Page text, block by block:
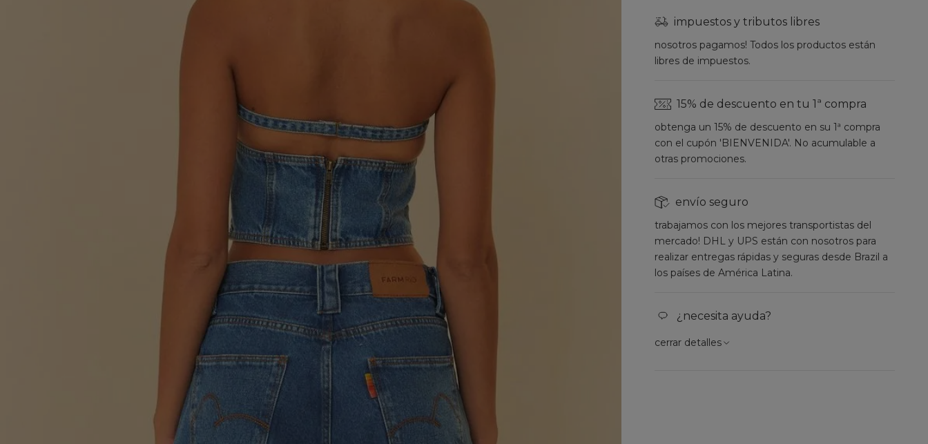
impuestos y tributos libres
nosotros pagamos! Todos los productos están
libres de impuestos.
15% de descuento en tu 1ª compra
obtenga un 15% de descuento en su 1ª compra
con el cupón 'BIENVENIDA'. No acumulable a
otras promociones.
envío seguro
trabajamos con los mejores transportistas del
mercado! DHL y UPS están con nosotros para
realizar entregas rápidas y seguras desde Brazil a
los países de América Latina.
¿necesita ayuda?
cerrar detalles